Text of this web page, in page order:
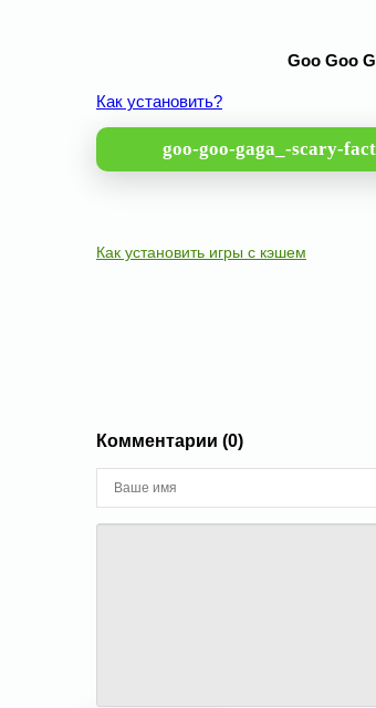
Goo Goo
Как установить?
goo-goo-gaga_-scary-
Как установить игры с кэшем
Комментарии (0)